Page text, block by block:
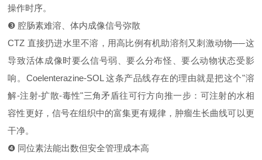
操作时序。
❸ 腔肠素难溶、体内成像信号弥散
CTZ 直接扔进水里不溶，用高比例有机助溶剂又刺激动物──这
导致活体成像时要么信号弱、要么分布怪、要么动物状态受影
响。Coelenterazine‑SOL 这条产品线存在的理由就是把这个"溶
解‑注射‑扩散‑毒性"三角矛盾往可行方向推一步：可注射的水相
容性更好，信号在组织中的富集更有规律，肿瘤生长曲线可以更
干净。
❹ 同位素法能出数但安全管理成本高